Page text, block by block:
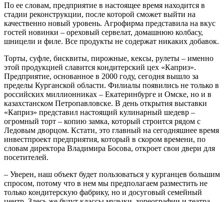
По ее словам, предприятие в настоящее время находится в
стадии реконструкции, после которой сможет выйти на
качественно новый уровень. Агрофирма представила на вкус
гостей новинки – ореховый сервелат, домашнюю колбасу,
шницели и филе. Все продукты не содержат никаких добавок.
Торты, суфле, бисквиты, пирожные, кексы, рулеты – именно
этой продукцией славится кондитерский цех «Каприз».
Предприятие, основанное в 2000 году, сегодня вышло за
пределы Курганской области. Филиалы появились не только в
российских миллионниках – Екатеринбурге и Омске, но и в
казахстанском Петропавловске. В день открытия выставки
«Каприз» представил настоящий кулинарный шедевр –
огромный торт – копию замка, который строится рядом с
Ледовым дворцом. Кстати, это главный на сегодняшнее время
инвестпроект предприятия, который в скором времени, по
словам директора Владимира Босова, откроет свои двери для
посетителей.
– Уверен, наш объект будет пользоваться у курганцев большим
спросом, потому что в нем мы предполагаем разместить не
только кондитерскую фабрику, но и досуговый семейный